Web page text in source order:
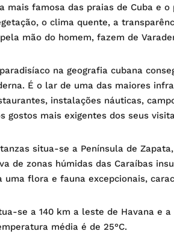
mais famosa das praias de Cuba e
o clima quente, a
mão do homem, fazem de
na geografia cubana
É o lar de uma das maiores
instalações náuticas,
gostos mais exigentes dos seus
situa-se a Península de
de zonas húmidas das Caraíbas
uma flora e fauna excepcionais,
se a 140 km a leste de Havana e
média é de 25°C.